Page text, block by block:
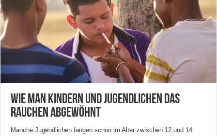
Wie man Kindern und Jugendlichen das
Rauchen abgewöhnt
Manche Jugendlichen fangen schon im Alter zwischen 12 und 14